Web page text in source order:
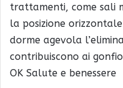
trattamenti, come sali
la posizione
dorme agevola
contribuiscono ai
OK Salute e benessere